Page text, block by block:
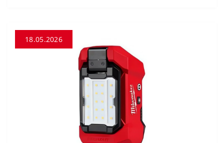
18.05.2026